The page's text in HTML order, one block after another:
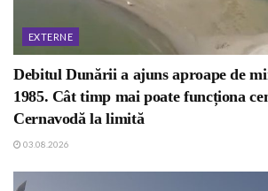
EXTERNE
Debitul Dunării a ajuns aproape de
1985. Cât timp mai poate funcționa
Cernavodă la limită
03.08.2026